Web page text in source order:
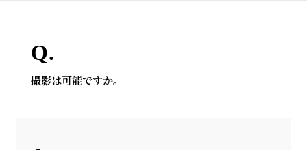
撮影は可能ですか。